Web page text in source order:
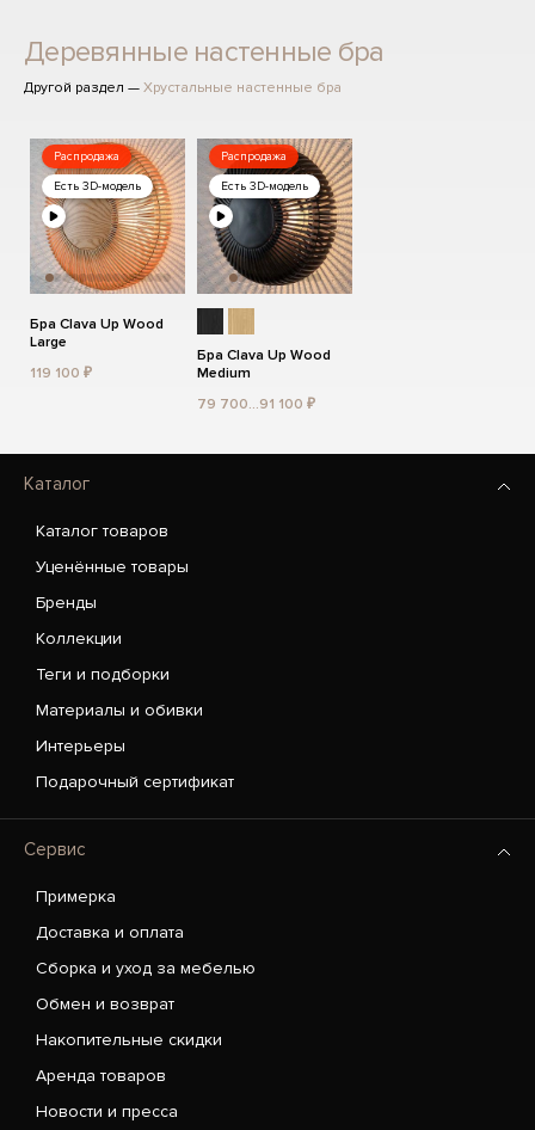
Деревянные настенные бра
Другой раздел — Хрустальные настенные бра
Распродажа
Есть 3D-модель
Бра Clava Up Wood
Large
119 100 ₽
Распродажа
Есть 3D-модель
Бра Clava Up Wood
Medium
79 700...91 100 ₽
Каталог
Каталог товаров
Уценённые товары
Бренды
Коллекции
Теги и подборки
Материалы и обивки
Интерьеры
Подарочный сертификат
Сервис
Примерка
Доставка и оплата
Сборка и уход за мебелью
Обмен и возврат
Накопительные скидки
Аренда товаров
Новости и пресса